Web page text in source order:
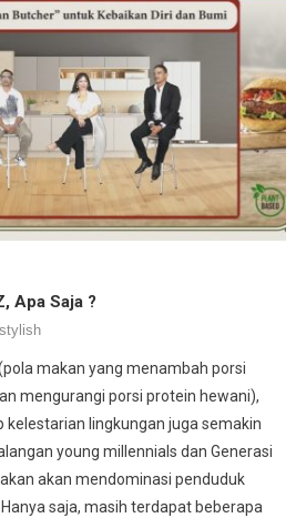
Apa Saja ?
makan yang menambah porsi
mengurangi porsi protein hewani),
kelestarian lingkungan juga semakin
young millennials dan Generasi
akan mendominasi penduduk
saja, masih terdapat beberapa